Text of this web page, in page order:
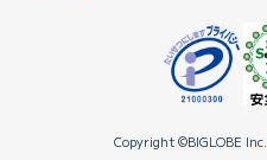
Copyright ©BIGLOBE Inc.